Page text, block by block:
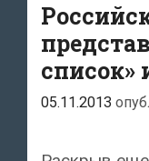
список»
05.11.2013